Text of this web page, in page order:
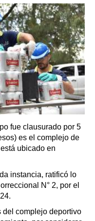
fue clausurado por 5
es el complejo de
ubicado en
instancia, ratificó lo
N° 2, por el
del complejo deportivo